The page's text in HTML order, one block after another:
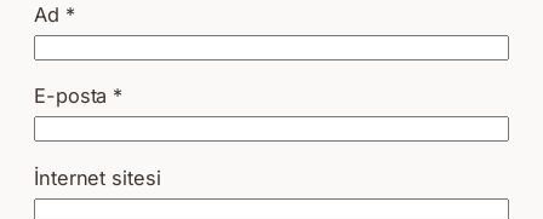
Ad *
E-posta *
İnternet sitesi